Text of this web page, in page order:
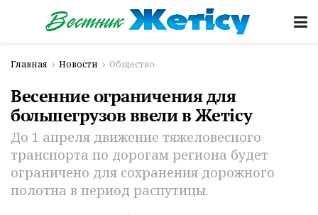
Главная Новости Общество
Весенние ограничения для
большегрузов ввели в Жетісу
До 1 апреля движение тяжеловесного
транспорта по дорогам региона будет
ограничено для сохранения дорожного
полотна в период распутицы.